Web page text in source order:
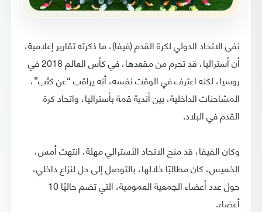
نفى الاتحاد الدولي لكرة القدم (فيفا)، ما ذكرته تقارير إعلامية،
أن أستراليا، قد تحرم من مقعدها، في كأس العالم 2018 في
روسيا، لكنه اعترف في الوقت نفسه، أنه يراقب “عن كثب”،
المشاحنات الداخلية، بين أندية قمة بأستراليا، واتحاد كرة
القدم في البلاد.
وكان الفيفا، قد منح الاتحاد الأسترالي مهلة، انتهت أمس،
الخميس، كان مطالبًا خلالها، بالتوصل إلى حل لنزاع داخلي،
حول عدد أعضاء الجمعية العمومية، التي تضم حاليًا 10
أعضاء.